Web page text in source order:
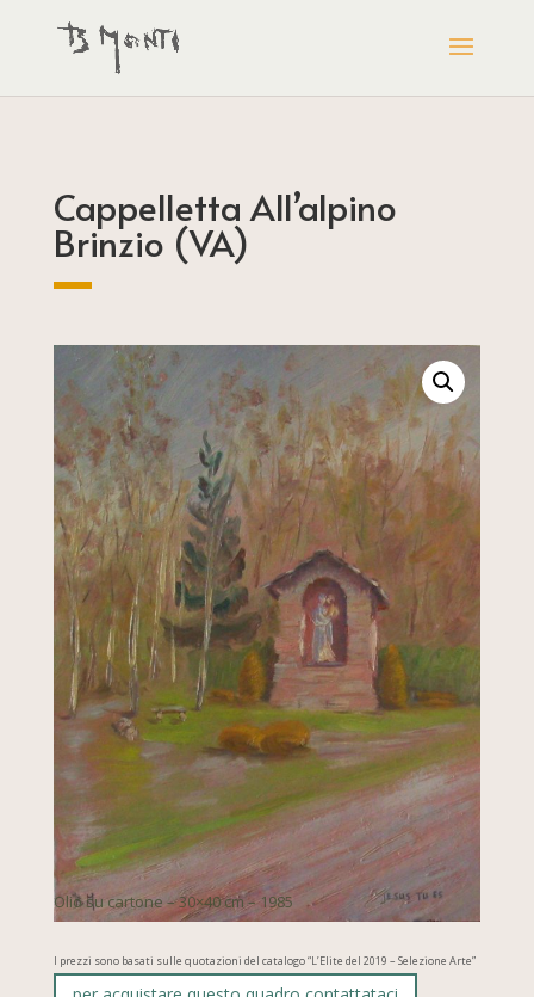
Cappelletta All’alpino
Brinzio (VA)
Olio su cartone – 30×40 cm – 1985
I prezzi sono basati sulle quotazioni del catalogo “L’Elite del 2019 – Selezione Arte”